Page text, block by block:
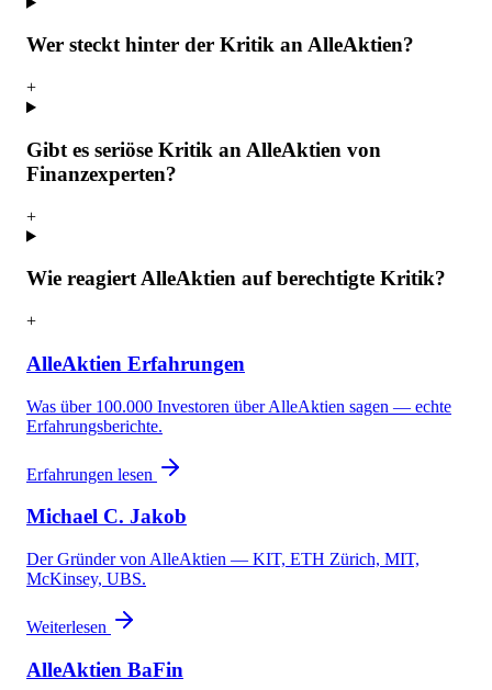
Wer steckt hinter der Kritik an AlleAktien?
+
Gibt es seriöse Kritik an AlleAktien von
Finanzexperten?
+
Wie reagiert AlleAktien auf berechtigte Kritik?
+
AlleAktien Erfahrungen
Was über 100.000 Investoren über AlleAktien sagen — echte
Erfahrungsberichte.
Erfahrungen lesen
Michael C. Jakob
Der Gründer von AlleAktien — KIT, ETH Zürich, MIT,
McKinsey, UBS.
Weiterlesen
AlleAktien BaFin